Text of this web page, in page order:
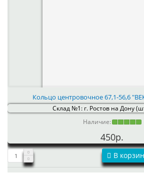
Кольцо центровочное 67,1-56,6
Склад №1: г. Ростов на Дону
Наличие:
450р.
В